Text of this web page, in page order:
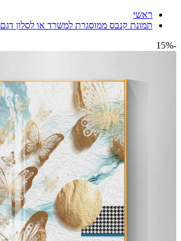
ראשי
תמונת קנבס ממוסגרת למשרד או לסלון דגם 5064890
-15%